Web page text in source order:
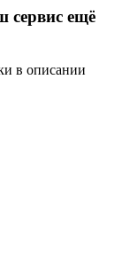
сервис ещё
в описании